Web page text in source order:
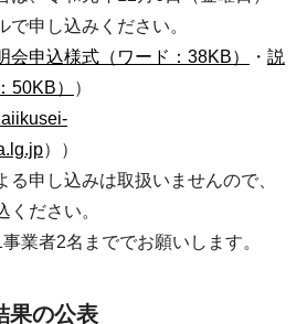
申し込みください。
会申込様式（ワード：38KB） ・ 説
50KB）
）
））
申し込みは取扱いませんので、
ください。
業者2名まででお願いします。
果の公表